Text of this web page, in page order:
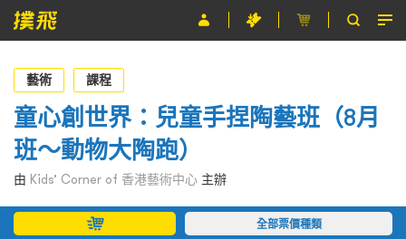
節目
主辦單位
關於撲飛
條款及細則
EN
藝術 課程
童心創世界：兒童手捏陶藝班（8月
班～動物大陶跑）
由 Kids’ Corner of 香港藝術中心 主辦
全部票價種類